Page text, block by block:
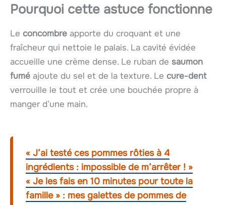
Pourquoi cette astuce fonctionne
Le concombre apporte du croquant et une
fraîcheur qui nettoie le palais. La cavité évidée
accueille une crème dense. Le ruban de saumon
fumé ajoute du sel et de la texture. Le cure-dent
verrouille le tout et crée une bouchée propre à
manger d’une main.
« J’ai testé ces pommes rôties à 4
ingrédients : impossible de m’arrêter ! »
« Je les fais en 10 minutes pour toute la
famille » : mes galettes de pommes de